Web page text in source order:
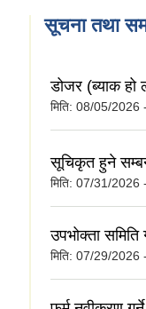
सूचना तथा
डोजर (ब्याक हो
मिति: 08/05/2026
सूचिकृत हुने
मिति: 07/31/2026
उपभोक्ता समिति
मिति: 07/29/2026